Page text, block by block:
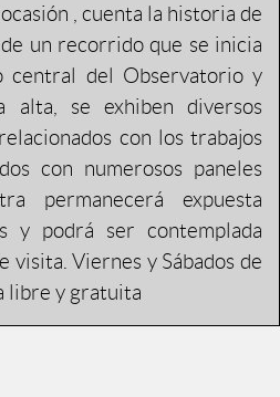
, cuenta la historia de
un recorrido que se inicia
del Observatorio y
alta, se exhiben diversos
con los trabajos
con numerosos paneles
permanecerá expuesta
y podrá ser contemplada
visita. Viernes y Sábados de
libre y gratuita